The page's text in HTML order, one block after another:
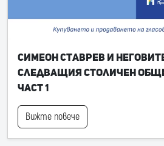
Симеон Ставрев и
следващия Столичен
част 1
Вижте повече